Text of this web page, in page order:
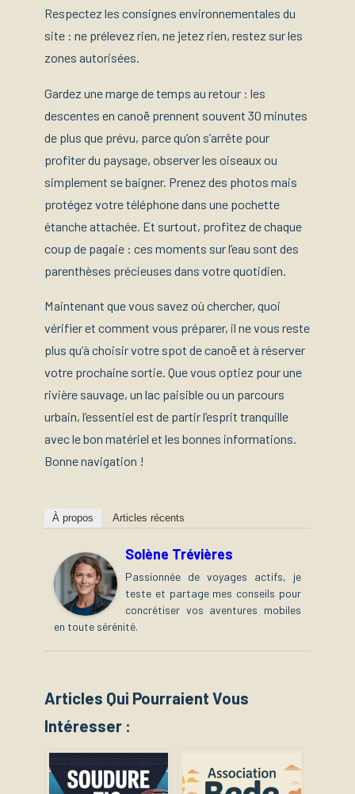
Respectez les consignes environnementales du
site : ne prélevez rien, ne jetez rien, restez sur les
zones autorisées.
Gardez une marge de temps au retour : les
descentes en canoë prennent souvent 30 minutes
de plus que prévu, parce qu’on s’arrête pour
profiter du paysage, observer les oiseaux ou
simplement se baigner. Prenez des photos mais
protégez votre téléphone dans une pochette
étanche attachée. Et surtout, profitez de chaque
coup de pagaie : ces moments sur l’eau sont des
parenthèses précieuses dans votre quotidien.
Maintenant que vous savez où chercher, quoi
vérifier et comment vous préparer, il ne vous reste
plus qu’à choisir votre spot de canoë et à réserver
votre prochaine sortie. Que vous optiez pour une
rivière sauvage, un lac paisible ou un parcours
urbain, l’essentiel est de partir l’esprit tranquille
avec le bon matériel et les bonnes informations.
Bonne navigation !
À propos Articles récents
Solène Trévières
Passionnée de voyages actifs, je
teste et partage mes conseils pour
concrétiser vos aventures mobiles
en toute sérénité.
Articles Qui Pourraient Vous
Intéresser :